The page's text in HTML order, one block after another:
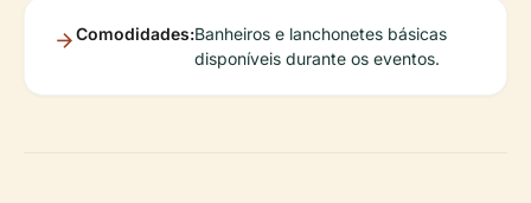
Comodidades:Banheiros e lanchonetes básicas
disponíveis durante os eventos.